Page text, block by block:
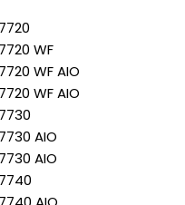
WF
WF AIO
WF AIO
AIO
AIO